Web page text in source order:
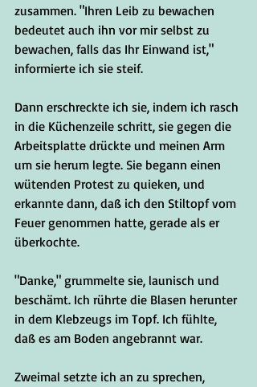
zusammen. "Ihren Leib zu bewachen
bedeutet auch ihn vor mir selbst zu
bewachen, falls das Ihr Einwand ist,"
informierte ich sie steif.
Dann erschreckte ich sie, indem ich rasch
in die Küchenzeile schritt, sie gegen die
Arbeitsplatte drückte und meinen Arm
um sie herum legte. Sie begann einen
wütenden Protest zu quieken, und
erkannte dann, daß ich den Stiltopf vom
Feuer genommen hatte, gerade als er
überkochte.
"Danke," grummelte sie, launisch und
beschämt. Ich rührte die Blasen herunter
in dem Klebzeugs im Topf. Ich fühlte,
daß es am Boden angebrannt war.
Zweimal setzte ich an zu sprechen,